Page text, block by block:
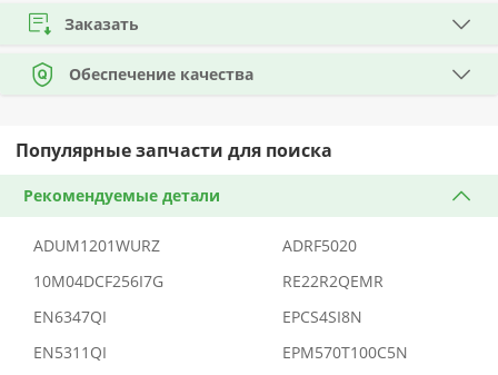
Заказать
Обеспечение качества
Популярные запчасти для поиска
Рекомендуемые детали
ADUM1201WURZ
ADRF5020
10M04DCF256I7G
RE22R2QEMR
EN6347QI
EPCS4SI8N
EN5311QI
EPM570T100C5N